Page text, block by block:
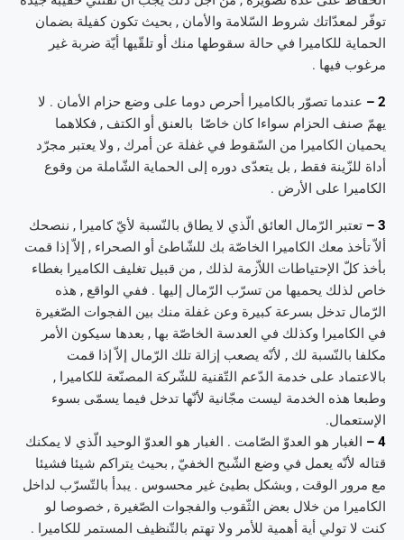
توفّر لمعدّاتك شروط السّلامة والأمان , بحيث تكون كفيلة بضمان
الحماية للكاميرا في حالة سقوطها منك أو تلقّيها أيّة ضربة غير
مرغوب فيها .
2 –
عندما تصوّر بالكاميرا أحرص دوما على وضع حزام الأمان . لا
يهمّ صنف الحزام سواءا كان خاصّا بالعنق أو الكتف , فكلاهما
يحميان الكاميرا من السّقوط في غفلة عن أمرك , ولا يعتبر مجرّد
أداة للزّينة فقط , بل يتعدّى دوره إلى الحماية الشّاملة من وقوع
الكاميرا على الأرض .
3 –
تعتبر الرّمال العائق الّذي لا يطاق بالنّسبة لأيّ كاميرا , ننصحك
ألاّ تأخذ معك الكاميرا الخاصّة بك للشّاطئ أو الصحراء , إلاّ إذا قمت
بأخذ كلّ الإحتياطات اللاّزمة لذلك , من قبيل تغليف الكاميرا بغطاء
خاص لذلك يحميها من تسرّب الرّمال إليها . ففي الواقع , هذه
الرّمال تدخل بسرعة كبيرة وعن غفلة منك بين الفجوات الصّغيرة
في الكاميرا وكذلك في العدسة الخاصّة بها , بعدها سيكون الأمر
مكلفا بالنّسبة لك , لأنّه يصعب إزالة تلك الرّمال إلاّ إذا قمت
بالاعتماد على خدمة الدّعم التّقنية للشّركة المصنّعة للكاميرا ,
وطبعا هذه الخدمة ليست مجّانية لأنّها تدخل فيما يسمّى بسوء
الإستعمال.
4 –
الغبار هو العدوّ الصّامت . الغبار هو العدوّ الوحيد الّذي لا يمكنك
قتاله لأنّه يعمل في وضع الشّبح الخفيّ , بحيث يتراكم شيئا فشيئا
مع مرور الوقت , وبشكل بطيئ غير محسوس . يبدأ بالتّسرّب لداخل
الكاميرا من خلال بعض الثّقوب والفجوات الصّغيرة , خصوصا لو
كنت لا تولي أية أهمية للأمر ولا تهتم بالتّنظيف المستمر للكاميرا .